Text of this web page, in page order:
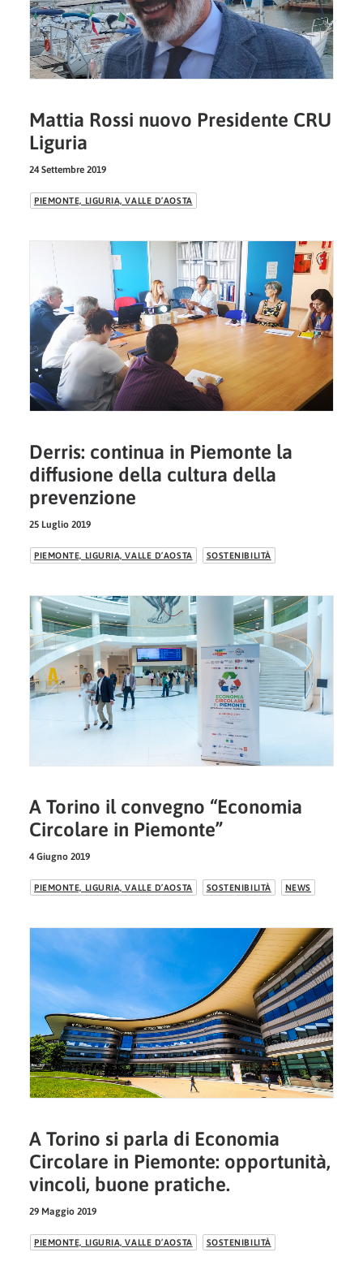
Mattia Rossi nuovo Presidente CRU
Liguria
24 Settembre 2019
PIEMONTE, LIGURIA, VALLE D’AOSTA
Derris: continua in Piemonte la
diffusione della cultura della
prevenzione
25 Luglio 2019
PIEMONTE, LIGURIA, VALLE D’AOSTA SOSTENIBILITÀ
A Torino il convegno “Economia
Circolare in Piemonte”
4 Giugno 2019
PIEMONTE, LIGURIA, VALLE D’AOSTA SOSTENIBILITÀ NEWS
A Torino si parla di Economia
Circolare in Piemonte: opportunità,
vincoli, buone pratiche.
29 Maggio 2019
PIEMONTE, LIGURIA, VALLE D’AOSTA SOSTENIBILITÀ